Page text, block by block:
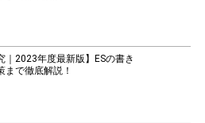
｜2023年度最新版】ESの書き
まで徹底解説！